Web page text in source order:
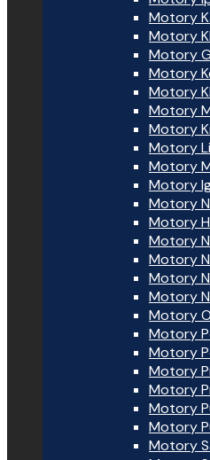
Motory
Motory
Motory
Motory
Motory
Motory
Motory
Motory
Motory
Motory
Motory
Motory
Motory
Motory
Motory
Motory
Motory
Motory
Motory
Motory
Motory
Motory
Motory
Motory